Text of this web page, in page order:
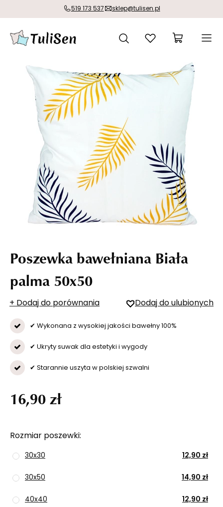
519 173 537 sklep@tulisen.pl
Poszewka bawełniana Biała
palma 50x50
+ Dodaj do porównania Dodaj do ulubionych
✔ Wykonana z wysokiej jakości bawełny 100%
✔ Ukryty suwak dla estetyki i wygody
✔ Starannie uszyta w polskiej szwalni
Rozmiar poszewki
30x30 12,90 zł
30x50 14,90 zł
40x40 12,90 zł
16,90 zł